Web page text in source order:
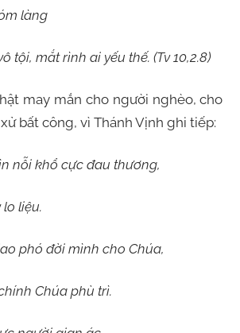
làng
tội, mắt rình ai yếu thế. (Tv 10,2.8)
mắn cho người nghèo, cho
bất công, vì Thánh Vịnh ghi tiếp:
nỗi khổ cực đau thương,
lo liệu.
phó đời mình cho Chúa,
Chúa phù trì.